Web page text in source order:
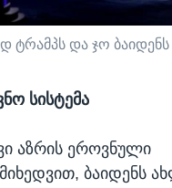
ტრამპს და ჯო
სისტემა
აზრის ეროვნული
ბაიდენს